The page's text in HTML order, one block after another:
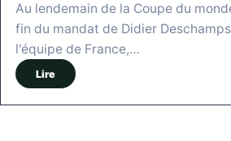
Au lendemain de la Coupe du
fin du mandat de Didier
l'équipe de France,…
Lire